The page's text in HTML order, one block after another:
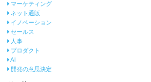
マーケティング
ネット通販
イノベーション
セールス
人事
プロダクト
AI
開発の意思決定